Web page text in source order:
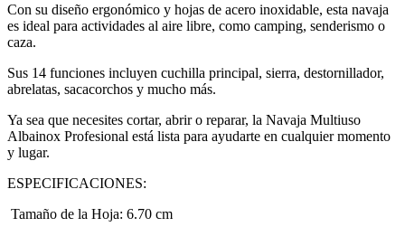
Con su diseño ergonómico y hojas de acero inoxidable, esta navaja
es ideal para actividades al aire libre, como camping, senderismo o
caza.
Sus 14 funciones incluyen cuchilla principal, sierra, destornillador,
abrelatas, sacacorchos y mucho más.
Ya sea que necesites cortar, abrir o reparar, la Navaja Multiuso
Albainox Profesional está lista para ayudarte en cualquier momento
y lugar.
ESPECIFICACIONES:
Tamaño de la Hoja: 6.70 cm